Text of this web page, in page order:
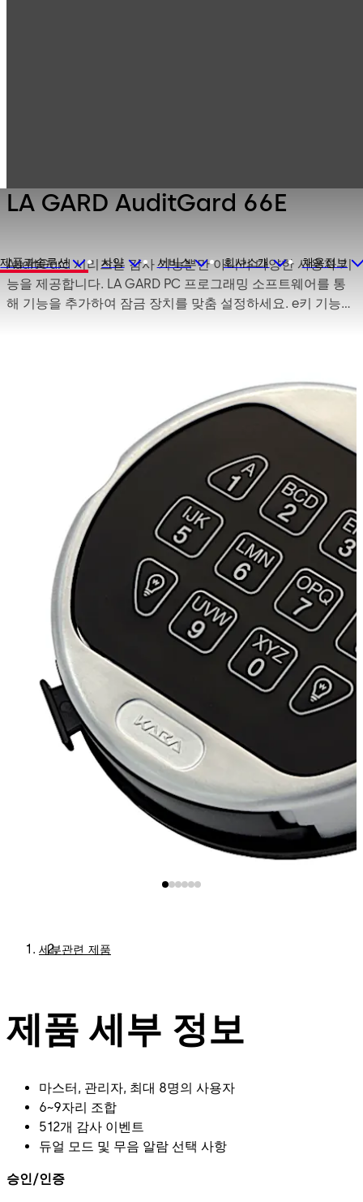
제품과솔루션 사양 서비스 회사소개 채용정보
LA GARD AuditGard 66E
AuditGard 시리즈는 감사 기능뿐만 아니라 다양한 사용자 기
능을 제공합니다. LA GARD PC 프로그래밍 소프트웨어를 통
해 기능을 추가하여 잠금 장치를 맞춤 설정하세요. e키 기능을
볼트, 스프링 볼트 또는 이중 잠금 시스템 중에서 선택 가능합
뒤로 이동 앞으로 이동
세부관련 제품
제품 세부 정보
마스터, 관리자, 최대 8명의 사용자
6~9자리 조합
512개 감사 이벤트
듀얼 모드 및 무음 알람 선택 사항
승인/인증